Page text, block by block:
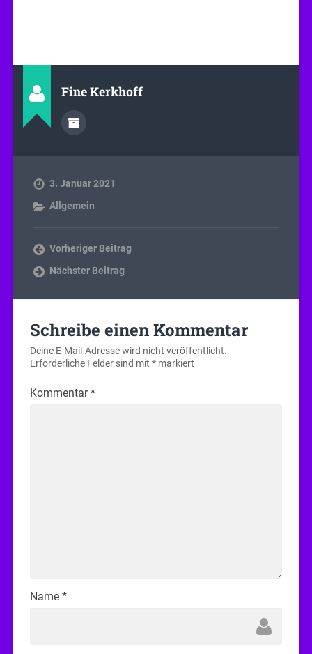
Fine Kerkhoff
3. Januar 2021
Allgemein
Vorheriger Beitrag
Nächster Beitrag
Schreibe einen Kommentar
Deine E-Mail-Adresse wird nicht veröffentlicht.
Erforderliche Felder sind mit *markiert
Kommentar*
Name *